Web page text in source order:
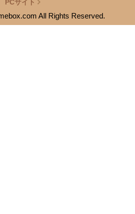
PCサイト
All Rights Reserved.